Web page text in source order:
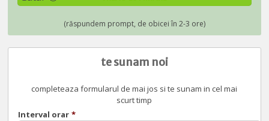
te sunam noi
completeaza formularul de mai jos si te sunam in cel mai
scurt timp
Interval orar *